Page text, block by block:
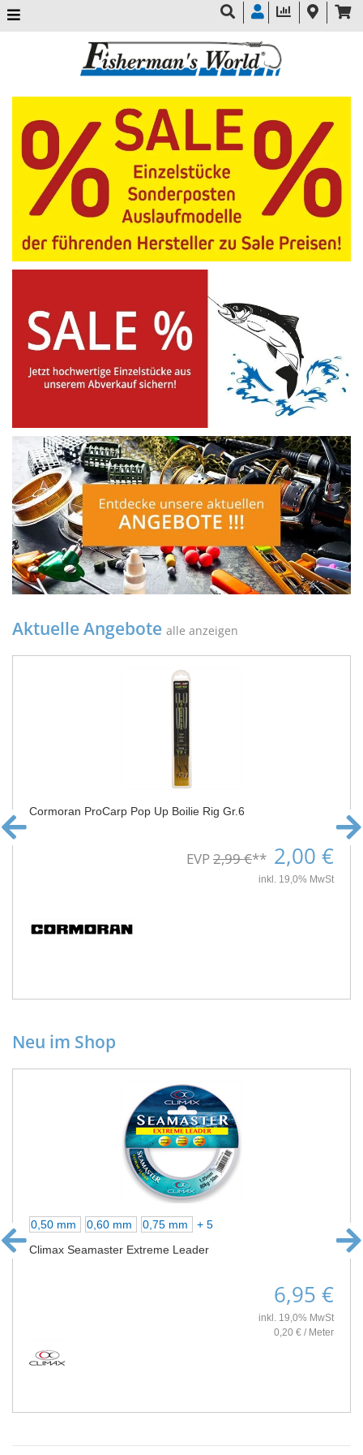
Aktuelle Angebote alle anzeigen
Cormoran ProCarp Pop Up Boilie Rig Gr.6
EVP2,99 €** 2,00 €
inkl. 19,0% MwSt
Neu im Shop
0,50 mm 0,60 mm 0,75 mm
+ 5
Climax Seamaster Extreme Leader
6,95 €
inkl. 19,0% MwSt
0,20 € / Meter